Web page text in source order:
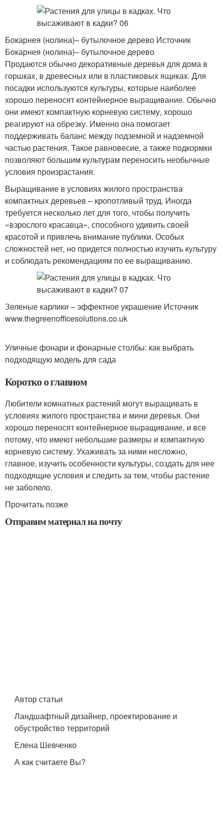
Бокарнея (нолина)– бутылочное дерево Источник
Бокарнея (нолина)– бутылочное дерево
Продаются обычно декоративные деревья для дома в
горшках, в древесных или в пластиковых ящиках. Для
посадки используются культуры, которые наиболее
хорошо переносят контейнерное выращивание. Обычно
они имеют компактную корневую систему, хорошо
реагируют на обрезку. Именно она помогает
поддерживать баланс между подземной и надземной
частью растения. Такое равновесие, а также подкормки
позволяют большим культурам переносить необычные
условия произрастания.
Выращивание в условиях жилого пространства
компактных деревьев – кропотливый труд. Иногда
требуется несколько лет для того, чтобы получить
«взрослого красавца», способного удивить своей
красотой и привлечь внимание публики. Особых
сложностей нет, но придется полностью изучить культуру
и соблюдать рекомендациям по ее выращиванию.
Зеленые карлики – эффектное украшение Источник
www.thegreenofficesolutions.co.uk
Уличные фонари и фонарные столбы: как выбрать
подходящую модель для сада
Коротко о главном
Любители комнатных растений могут выращивать в
условиях жилого пространства и мини деревья. Они
хорошо переносят контейнерное выращивание, и все
потому, что имеют небольшие размеры и компактную
корневую систему. Ухаживать за ними несложно,
главное, изучить особенности культуры, создать для нее
подходящие условия и следить за тем, чтобы растение
не заболело.
Прочитать позже
Отправим материал на почту
Автор статьи
Ландшафтный дизайнер, проектирование и
обустройство территорий
Елена Шевченко
А как считаете Вы?